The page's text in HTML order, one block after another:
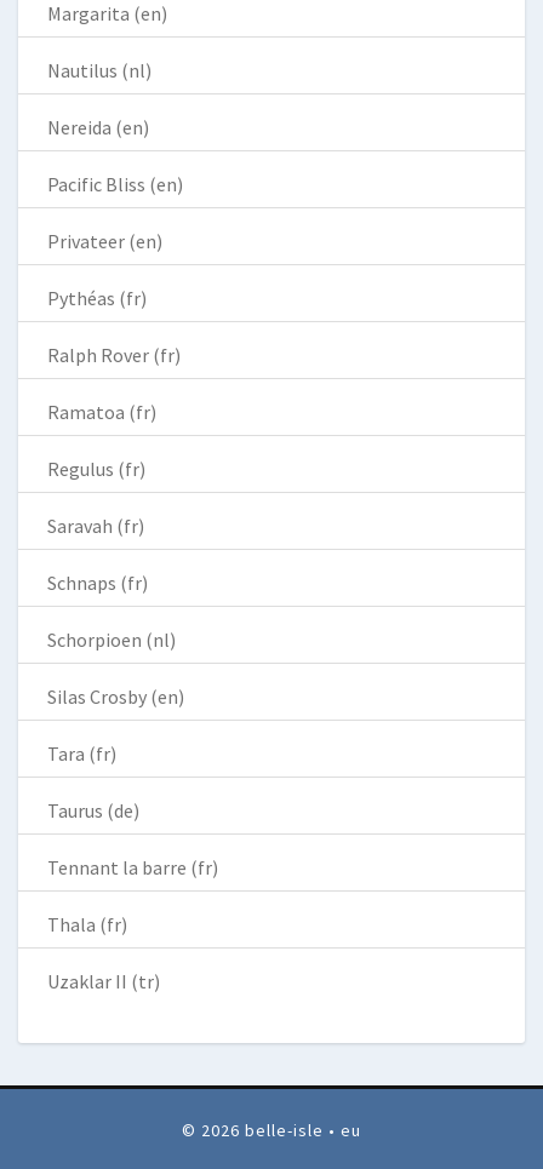
Margarita (en)
Nautilus (nl)
Nereida (en)
Pacific Bliss (en)
Privateer (en)
Pythéas (fr)
Ralph Rover (fr)
Ramatoa (fr)
Regulus (fr)
Saravah (fr)
Schnaps (fr)
Schorpioen (nl)
Silas Crosby (en)
Tara (fr)
Taurus (de)
Tennant la barre (fr)
Thala (fr)
Uzaklar II (tr)
© 2026 belle-isle • eu